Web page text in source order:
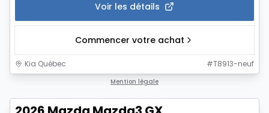
Voir les détails
Commencer votre achat
Kia Québec #T8913-neuf
Mention légale